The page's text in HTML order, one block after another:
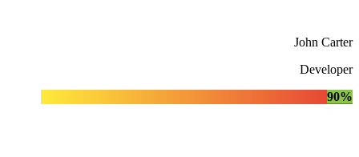
John Carter
Developer
90%